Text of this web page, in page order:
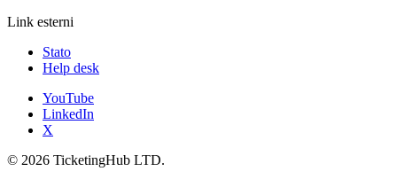
Link esterni
Stato
Help desk
YouTube
LinkedIn
X
© 2026 TicketingHub LTD.